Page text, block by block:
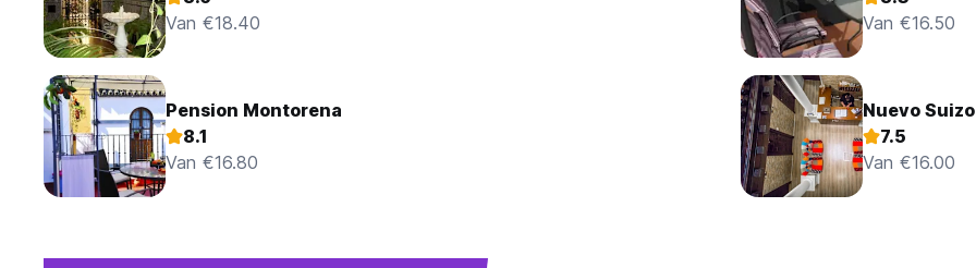
Van €18.40
Van €16.50
Pension Montorena
8.1
Van €16.80
Nuevo Suizo
7.5
Van €16.00